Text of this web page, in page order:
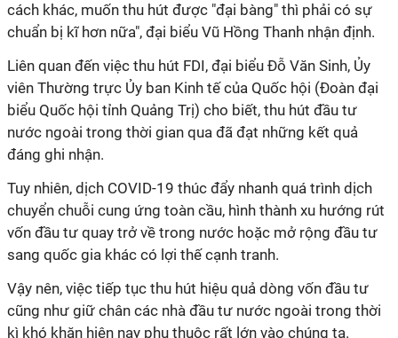
cách khác, muốn thu hút được "đại bàng" thì phải có sự
chuẩn bị kĩhơn nữa", đại biểu Vũ Hồng Thanh nhận định.
Liên quan đến việc thu hút FDI, đại biểu Đỗ Văn Sinh, Ủy
viên Thường trực Ủy ban Kinh tế của Quốc hội (Đoàn đại
biểu Quốc hội tỉnh Quảng Trị) cho biết, thu hút đầu tư
nước ngoài trong thời gian qua đã đạt những kết quả
đáng ghi nhận.
Tuy nhiên, dịch COVID-19 thúc đẩy nhanh quá trình dịch
chuyển chuỗi cung ứng toàn cầu, hình thành xu hướng rút
vốn đầu tư quay trở về trong nước hoặc mở rộng đầu tư
sang quốc gia khác có lợi thế cạnh tranh.
Vậy nên, việc tiếp tục thu hút hiệu quả dòng vốn đầu tư
cũng như giữ chân các nhà đầu tư nước ngoài trong thời
kì khó khăn hiện nay phụ thuộc rất lớn vào chúng ta.